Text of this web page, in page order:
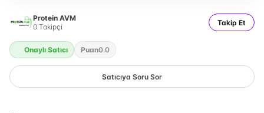
Protein AVM
0 Takipçi Takip Et
Onaylı Satıcı Puan0.0
Satıcıya Soru Sor